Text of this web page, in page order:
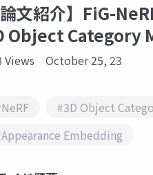
論文紹介】FiG-
Object Category
Views October 25, 23
#3D Object
Embedding